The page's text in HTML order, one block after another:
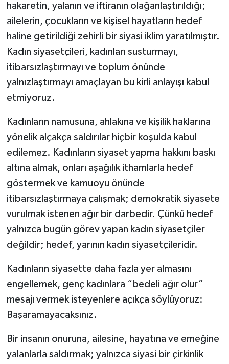
hakaretin, yalanın ve iftiranın olağanlaştırıldığı;
ailelerin, çocukların ve kişisel hayatların hedef
haline getirildiği zehirli bir siyasi iklim yaratılmıştır.
Kadın siyasetçileri, kadınları susturmayı,
itibarsızlaştırmayı ve toplum önünde
yalnızlaştırmayı amaçlayan bu kirli anlayışı kabul
etmiyoruz.
Kadınların namusuna, ahlakına ve kişilik haklarına
yönelik alçakça saldırılar hiçbir koşulda kabul
edilemez. Kadınların siyaset yapma hakkını baskı
altına almak, onları aşağılık ithamlarla hedef
göstermek ve kamuoyu önünde
itibarsızlaştırmaya çalışmak; demokratik siyasete
vurulmak istenen ağır bir darbedir. Çünkü hedef
yalnızca bugün görev yapan kadın siyasetçiler
değildir; hedef, yarının kadın siyasetçileridir.
Kadınların siyasette daha fazla yer almasını
engellemek, genç kadınlara “bedeli ağır olur”
mesajı vermek isteyenlere açıkça söylüyoruz:
Başaramayacaksınız.
Bir insanın onuruna, ailesine, hayatına ve emeğine
yalanlarla saldırmak; yalnızca siyasi bir çirkinlik